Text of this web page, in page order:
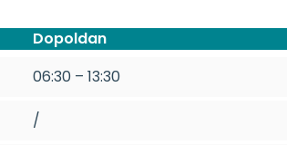
Dopoldan
06:30 – 13:30
/